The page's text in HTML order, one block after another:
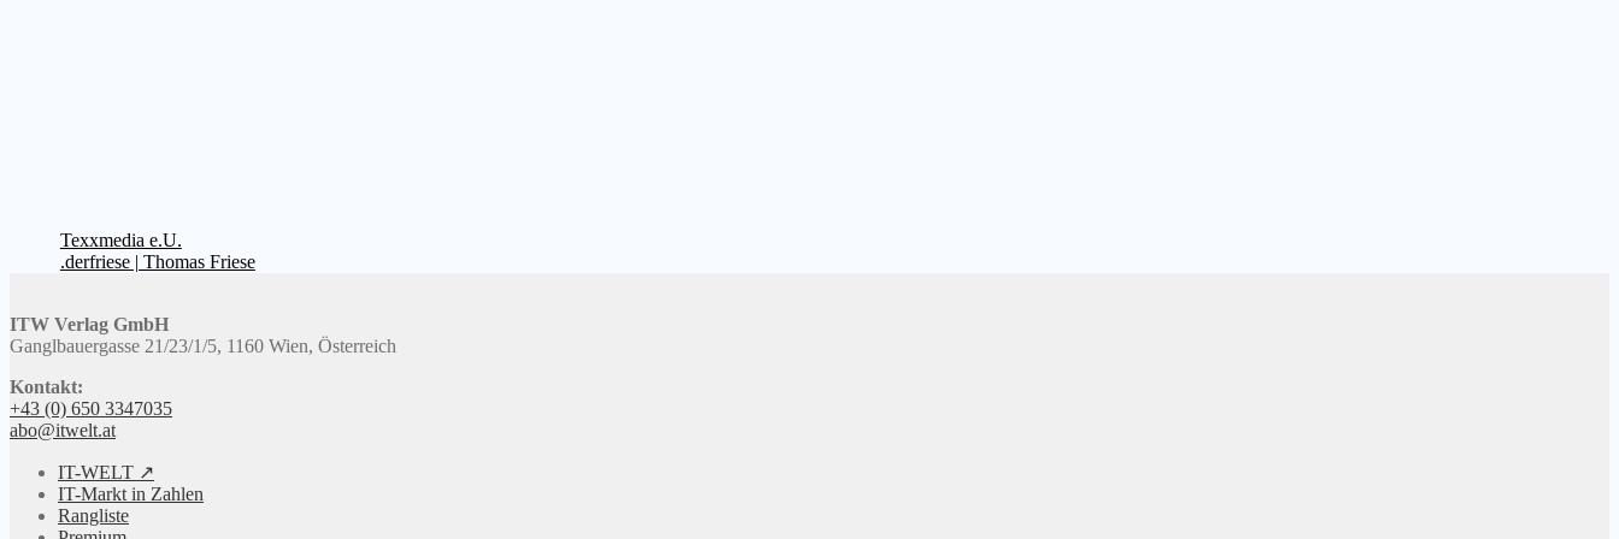
Beitragsnavigation
Vorheriger
Beitrag:
Texxmedia e.U.
Nächster
.derfriese | Thomas Friese
ITW Verlag GmbH
Ganglbauergasse 21/23/1/5, 1160 Wien, Österreich
Kontakt:
+43 (0) 650 3347035
abo@itwelt.at
IT-WELT ↗
IT-Markt in Zahlen
Rangliste